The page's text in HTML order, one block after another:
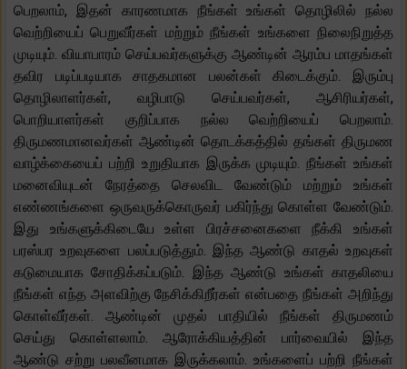
பெறலாம், இதன் காரணமாக நீங்கள் உங்கள் தொழிலில் நல்ல
வெற்றியைப் பெறுவீர்கள் மற்றும் நீங்கள் உங்களை நிலைநிறுத்த
முடியும். வியாபாரம் செய்பவர்களுக்கு ஆண்டின் ஆரம்ப மாதங்கள்
தவிர படிப்படியாக சாதகமான பலன்கள் கிடைக்கும். இரும்பு
தொழிலாளர்கள், வழிபாடு செய்பவர்கள், ஆசிரியர்கள்,
பொறியாளர்கள் குறிப்பாக நல்ல வெற்றியைப் பெறலாம்.
திருமணமானவர்கள் ஆண்டின் தொடக்கத்தில் தங்கள் திருமண
வாழ்க்கையைப் பற்றி உறுதியாக இருக்க முடியும். நீங்கள் உங்கள்
மனைவியுடன் நேரத்தை செலவிட வேண்டும் மற்றும் உங்கள்
எண்ணங்களை ஒருவருக்கொருவர் பகிர்ந்து கொள்ள வேண்டும்.
இது உங்களுக்கிடையே உள்ள பிரச்சனைகளை நீக்கி உங்கள்
பரஸ்பர உறவுகளை பலப்படுத்தும். இந்த ஆண்டு காதல் உறவுகள்
கடுமையாக சோதிக்கப்படும். இந்த ஆண்டு உங்கள் காதலியை
நீங்கள் எந்த அளவிற்கு நேசிக்கிறீர்கள் என்பதை நீங்கள் அறிந்து
கொள்வீர்கள். ஆண்டின் முதல் பாதியில் நீங்கள் திருமணம்
செய்து கொள்ளலாம். ஆரோக்கியத்தின் பார்வையில் இந்த
ஆண்டு சற்று பலவீனமாக இருக்கலாம். உங்களைப் பற்றி நீங்கள்